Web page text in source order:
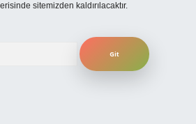
sitemizden kaldırılacaktır.